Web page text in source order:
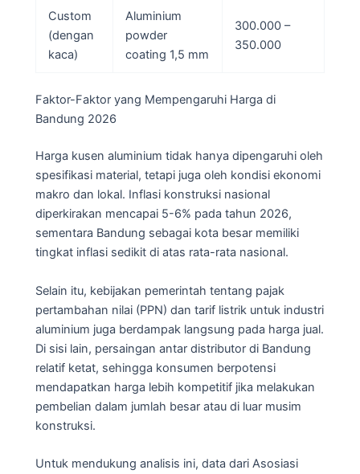
Custom
(dengan
kaca)
Aluminium
powder
coating 1,5 mm
300.000 –
350.000
Faktor-Faktor yang Mempengaruhi Harga di
Bandung 2026
Harga kusen aluminium tidak hanya dipengaruhi oleh
spesifikasi material, tetapi juga oleh kondisi ekonomi
makro dan lokal. Inflasi konstruksi nasional
diperkirakan mencapai 5-6% pada tahun 2026,
sementara Bandung sebagai kota besar memiliki
tingkat inflasi sedikit di atas rata-rata nasional.
Selain itu, kebijakan pemerintah tentang pajak
pertambahan nilai (PPN) dan tarif listrik untuk industri
aluminium juga berdampak langsung pada harga jual.
Di sisi lain, persaingan antar distributor di Bandung
relatif ketat, sehingga konsumen berpotensi
mendapatkan harga lebih kompetitif jika melakukan
pembelian dalam jumlah besar atau di luar musim
konstruksi.
Untuk mendukung analisis ini, data dari Asosiasi